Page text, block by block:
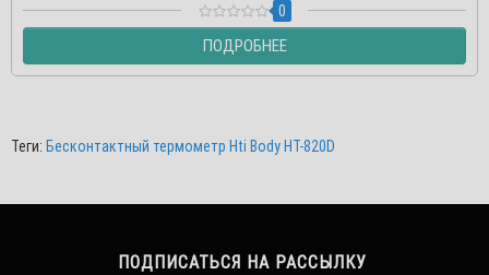
0
ПОДРОБНЕЕ
Теги: Бесконтактный термометр Hti Body HT-820D
ПОДПИСАТЬСЯ НА РАССЫЛКУ